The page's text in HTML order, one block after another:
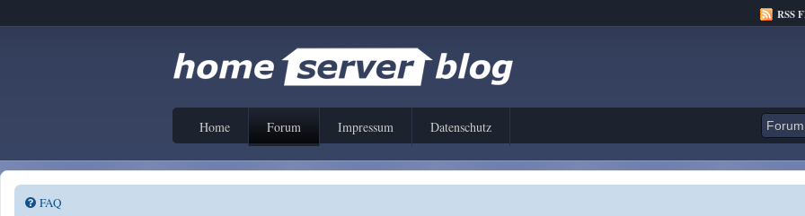
RSS
Home Forum Impressum Datenschutz
FAQ